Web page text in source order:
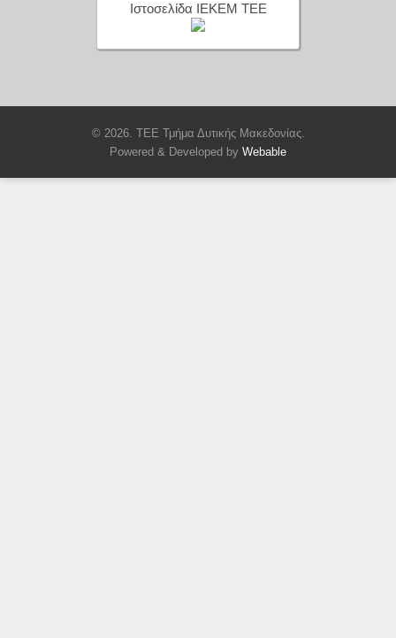
Ιστοσελίδα ΙΕΚΕΜ ΤΕΕ
© 2026. ΤΕΕ Τμήμα Δυτικής Μακεδονίας.
Powered & Developed by Webable